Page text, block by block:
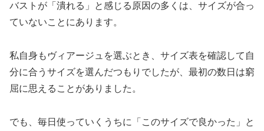
バストが「潰れる」と感じる原因の多くは、サイズが合っ
ていないことにあります。
私自身もヴィアージュを選ぶとき、サイズ表を確認して自
分に合うサイズを選んだつもりでしたが、最初の数日は窮
屈に思えることがありました。
でも、毎日使っていくうちに「このサイズで良かった」と